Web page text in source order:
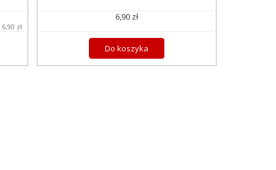
6,90 zł
6,90 zł
Do koszyka